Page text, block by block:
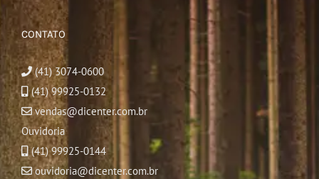
CONTATO
(41) 3074-0600
(41) 99925-0132
vendas@dicenter.com.br
Ouvidoria
(41) 99925-0144
ouvidoria@dicenter.com.br